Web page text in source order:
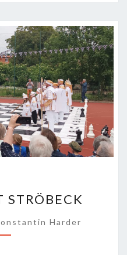
STRÖBECK
Harder